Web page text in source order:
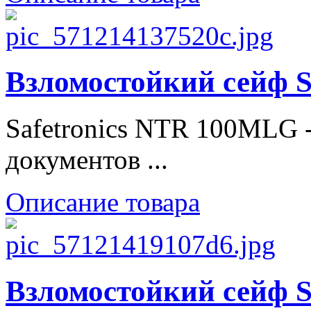
Взломостойкий сейф
Safetronics NTR 100MLG
документов ...
Описание товара
Взломостойкий сейф